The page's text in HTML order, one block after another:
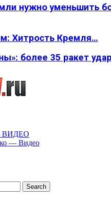
нужно уменьшить
Хитрость Кремля…
более 35 ракет
ВИДЕО
— Видео
Search